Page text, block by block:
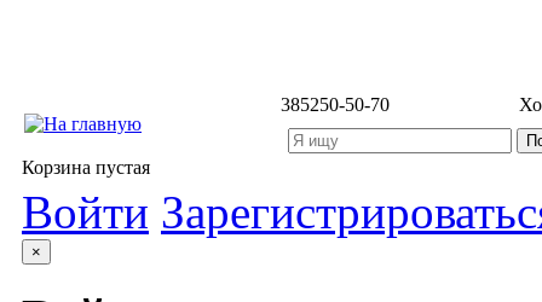
385250-50-70
Корзина пустая
Войти
×